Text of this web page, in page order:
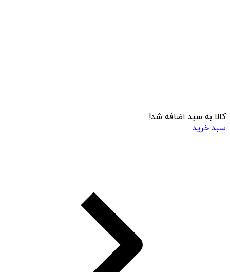
کالا به سبد اضافه شد!
سبد خرید